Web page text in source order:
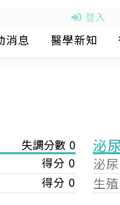
登入
消息 醫學新知
失調分數 0
得分 0
得分 0
泌
泌尿
生殖